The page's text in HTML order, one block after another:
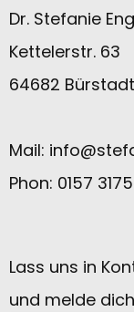
Dr. Stefanie
Kettelerstr. 63
64682 Bürstadt
Mail:
Phon: 0157
Lass uns in
und melde